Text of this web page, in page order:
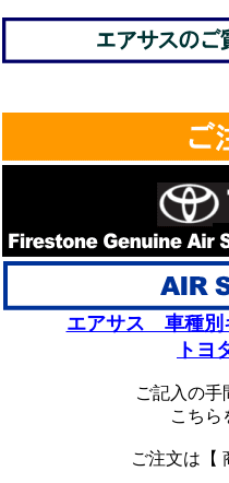
エアサス 車種別
トヨ
ご記入の手
こちら
ご注文は【